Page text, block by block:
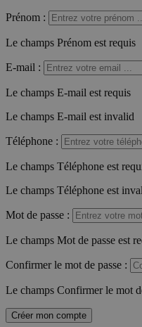
Prénom :
Le champs Prénom est requis
E-mail :
Le champs E-mail est requis
Le champs E-mail est invalid
Téléphone :
Le champs Téléphone est
Le champs Téléphone est
Mot de passe :
Le champs Mot de passe est
Confirmer le mot de passe :
Le champs Confirmer le mot
Créer mon compte